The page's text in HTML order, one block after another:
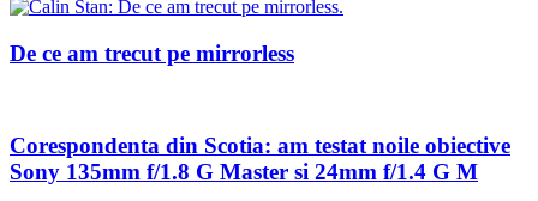
De ce am trecut pe mirrorless
Corespondenta din Scotia: am testat noile obiective
Sony 135mm f/1.8 G Master si 24mm f/1.4 G M